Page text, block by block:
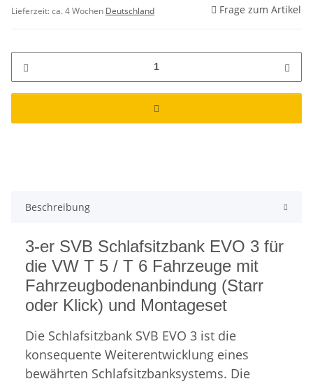
Lieferzeit:ca. 4 Wochen Deutschland Frage zum Artikel
Beschreibung
3-er SVB Schlafsitzbank EVO 3 für
die VW T 5 / T 6 Fahrzeuge mit
Fahrzeugbodenanbindung (Starr
oder Klick) und Montageset
Die Schlafsitzbank SVB EVO 3 ist die
konsequente Weiterentwicklung eines
bewährten Schlafsitzbanksystems. Die